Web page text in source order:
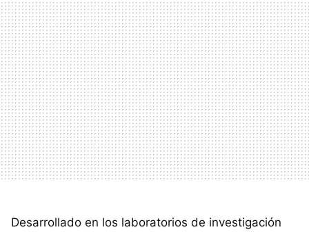
Desarrollado en los laboratorios de investigación